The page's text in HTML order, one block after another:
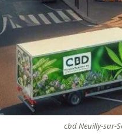
cbd Neuilly-sur-